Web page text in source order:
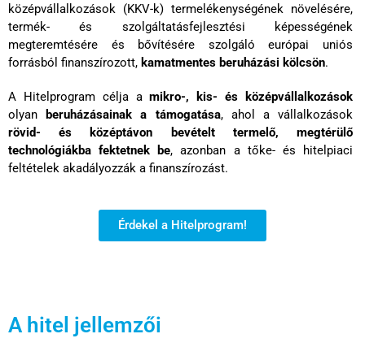
középvállalkozások (KKV-k) termelékenységének növelésére,
termék- és szolgáltatásfejlesztési képességének
megteremtésére és bővítésére szolgáló európai uniós
forrásból finanszírozott, kamatmentes beruházási kölcsön.
A Hitelprogram célja amikro-, kis- és középvállalkozások
olyan
beruházásainak a támogatása, ahol a vállalkozások
rövid- és középtávon bevételt termelő, megtérülő
technológiákba fektetnek be, azonban a tőke- és hitelpiaci
feltételek akadályozzák a finanszírozást.
Érdekel a Hitelprogram!
A hitel jellemzői